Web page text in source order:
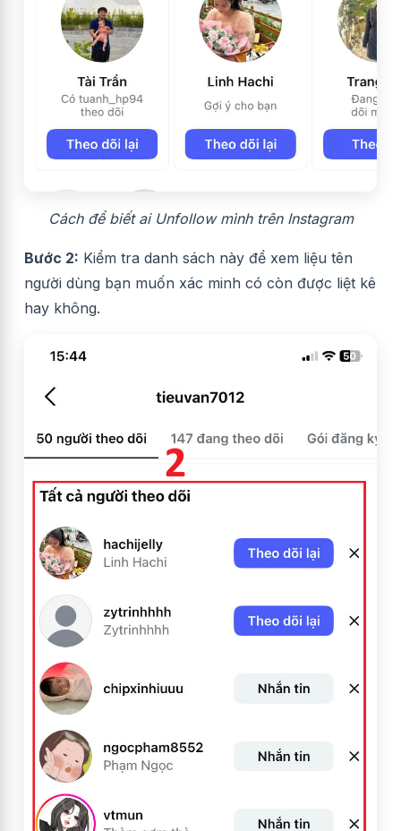
Cách để biết ai Unfollow mình trên Instagram
Bước 2: Kiểm tra danh sách này để xem liệu tên
người dùng bạn muốn xác minh có còn được liệt kê
hay không.